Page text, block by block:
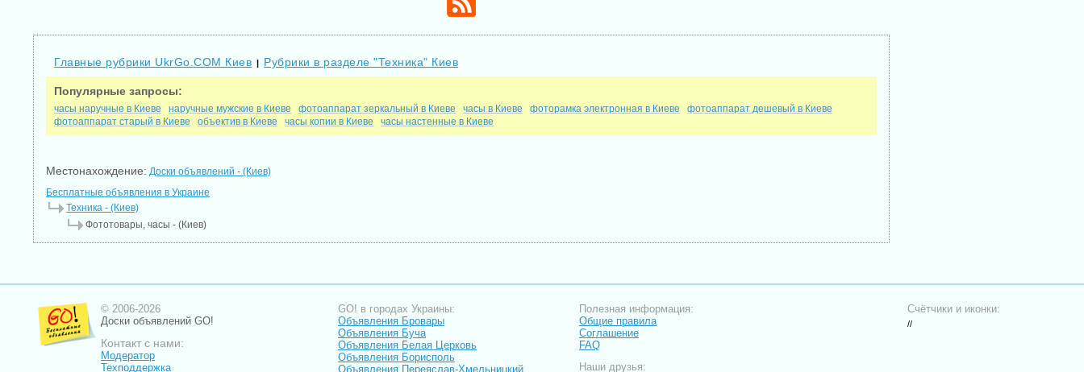
Главные рубрики UkrGo.COM Киев | Рубрики в разделе "Техника" Киев
Популярные запросы:
часы наручные в Киеве наручные мужские в Киеве фотоаппарат зеркальный в Киеве часы в Киеве фоторамка электронная в Киеве
фотоаппарат дешевый в Киеве
фотоаппарат старый в Киеве
объектив в Киеве часы копии в Киеве часы настенные в Киеве
Местонахождение: Доски объявлений - (Киев)
Бесплатные объявления в Украине
Техника - (Киев)
Фототовары, часы - (Киев)
© 2006-2026
Доски объявлений GO!
Контакт с нами:
Модератор
Техподдержка
GO! в городах Украины:
Объявления Бровары
Объявления Буча
Объявления Белая Церковь
Объявления Борисполь
Объявления Переяслав-Хмельницкий
Полезная информация:
Общие правила
Соглашение
FAQ
Наши друзья:
Счётчики и иконки:
//